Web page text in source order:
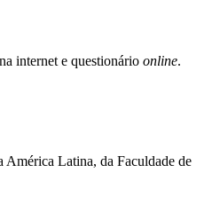
internet e questionário online.
Latina, da Faculdade de